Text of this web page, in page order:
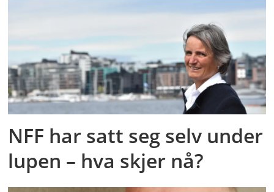
NFF har satt seg selv under
lupen – hva skjer nå?